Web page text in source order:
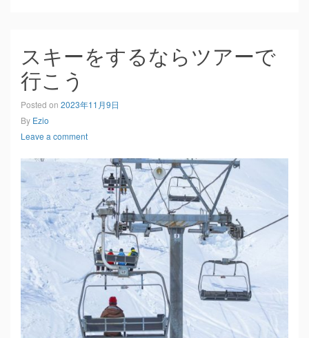
スキーをするならツアーで
行こう
Posted on 2023年11月9日
By Ezio
Leave a comment